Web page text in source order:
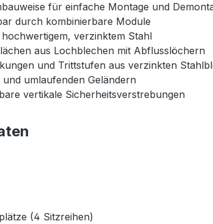
für einfache Montage und
durch kombinierbare Module
verzinktem Stahl
aus Lochblechen mit Abflusslöchern
und Trittstufen aus verzinkten
umlaufenden Geländern
vertikale Sicherheitsverstrebungen
(4 Sitzreihen)